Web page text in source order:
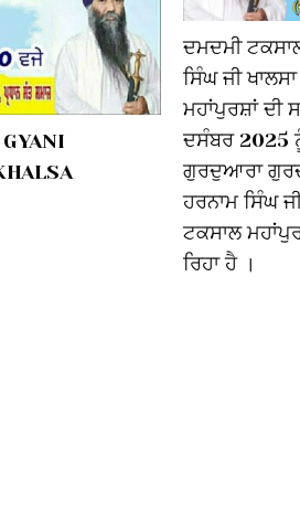
ਦਮਦਮੀ
ਸਿੰਘ ਜੀ
ਮਹਾਂਪੁਰਸ਼ਾਂ ਦੀ
ਦਸੰਬਰ 2025
ਗੁਰਦੁਆਰਾ
ਹਰਨਾਮ ਸਿੰਘ
ਟਕਸਾਲ
ਰਿਹਾ ਹੈ ।